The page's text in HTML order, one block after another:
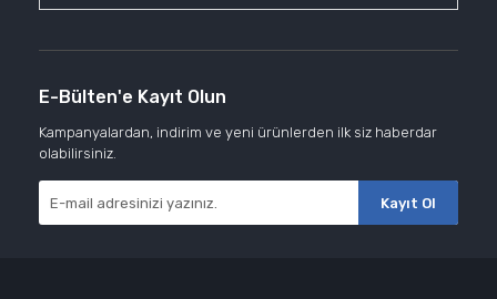
E-Bülten'e Kayıt Olun
Kampanyalardan, indirim ve yeni ürünlerden ilk siz haberdar
olabilirsiniz.
Kayıt Ol